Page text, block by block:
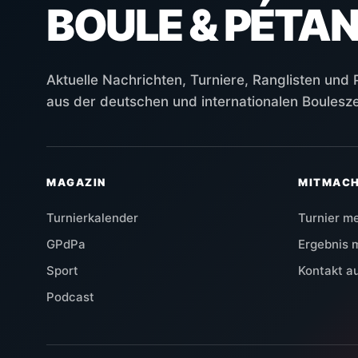
BOULE &
Aktuelle Nachrichten, Turniere, Ranglisten und
aus der deutschen und internationalen
MAGAZIN
Turnierkalender
GPdPa
Sport
Podcast
Turnier
Ergebnis
Kontakt